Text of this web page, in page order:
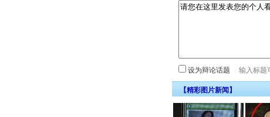
设为辩论话题
【精彩图片新闻】